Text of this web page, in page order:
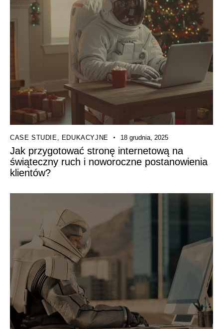
CASE STUDIE, EDUKACYJNE 18 grudnia, 2025
Jak przygotować stronę internetową na
świąteczny ruch i noworoczne postanowienia
klientów?